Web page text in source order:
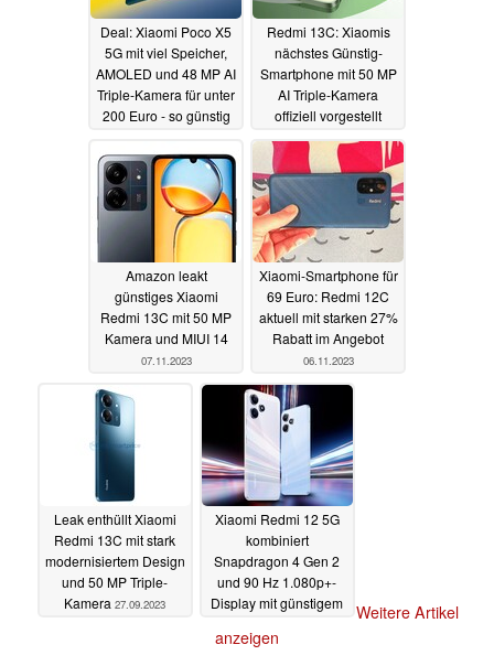
Deal: Xiaomi Poco X5
5G mit viel Speicher,
AMOLED und 48 MP AI
Triple-Kamera für unter
200 Euro - so günstig
Redmi 13C: Xiaomis
nächstes Günstig-
Smartphone mit 50 MP
AI Triple-Kamera
offiziell vorgestellt
10.11.2023
Amazon leakt
günstiges Xiaomi
Redmi 13C mit 50 MP
Kamera und MIUI 14
07.11.2023
Xiaomi-Smartphone für
69 Euro: Redmi 12C
aktuell mit starken 27%
Rabatt im Angebot
06.11.2023
Leak enthüllt Xiaomi
Redmi 13C mit stark
modernisiertem Design
und 50 MP Triple-
Kamera 27.09.2023
Xiaomi Redmi 12 5G
kombiniert
Snapdragon 4 Gen 2
und 90 Hz 1.080p+-
Display mit günstigem
Weitere Artikel
anzeigen